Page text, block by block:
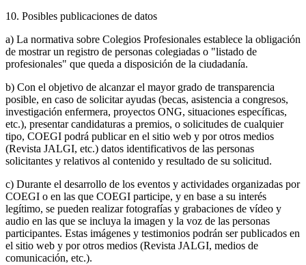
10. Posibles publicaciones de datos
a) La normativa sobre Colegios Profesionales establece la obligación
de mostrar un registro de personas colegiadas o "listado de
profesionales" que queda a disposición de la ciudadanía.
b) Con el objetivo de alcanzar el mayor grado de transparencia
posible, en caso de solicitar ayudas (becas, asistencia a congresos,
investigación enfermera, proyectos ONG, situaciones específicas,
etc.), presentar candidaturas a premios, o solicitudes de cualquier
tipo, COEGI podrá publicar en el sitio web y por otros medios
(Revista JALGI, etc.) datos identificativos de las personas
solicitantes y relativos al contenido y resultado de su solicitud.
c) Durante el desarrollo de los eventos y actividades organizadas por
COEGI o en las que COEGI participe, y en base a su interés
legítimo, se pueden realizar fotografías y grabaciones de vídeo y
audio en las que se incluya la imagen y la voz de las personas
participantes. Estas imágenes y testimonios podrán ser publicados en
el sitio web y por otros medios (Revista JALGI, medios de
comunicación, etc.).